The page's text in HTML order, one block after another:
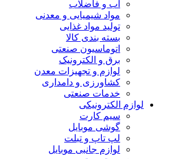
آب و فاضلاب
مواد شیمیایی و معدنی
تولید مواد غذایی
بسته بندی کالا
اتوماسیون صنعتی
برق و الکترونیک
لوازم و تجهیزات معدن
کشاورزی و دامداری
خدمات صنعتی
لوازم الکترونیکی
سیم کارت
گوشی موبایل
لپ تاپ و تبلت
لوازم جانبی موبایل